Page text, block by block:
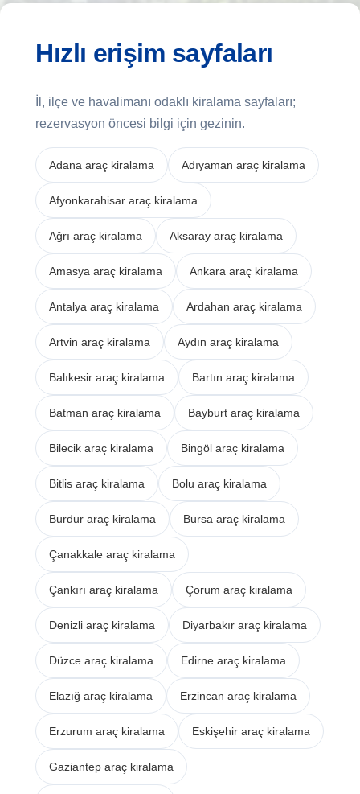
Hızlı erişim sayfaları
İl, ilçe ve havalimanı odaklı kiralama sayfaları;
rezervasyon öncesi bilgi için gezinin.
Adana araç kiralama Adıyaman araç kiralama
Afyonkarahisar araç kiralama
Ağrı araç kiralama Aksaray araç kiralama
Amasya araç kiralama Ankara araç kiralama
Antalya araç kiralama Ardahan araç kiralama
Artvin araç kiralama Aydın araç kiralama
Balıkesir araç kiralama Bartın araç kiralama
Batman araç kiralama Bayburt araç kiralama
Bilecik araç kiralama Bingöl araç kiralama
Bitlis araç kiralama Bolu araç kiralama
Burdur araç kiralama Bursa araç kiralama
Çanakkale araç kiralama
Çankırı araç kiralama Çorum araç kiralama
Denizli araç kiralama Diyarbakır araç kiralama
Düzce araç kiralama Edirne araç kiralama
Elazığ araç kiralama Erzincan araç kiralama
Erzurum araç kiralama Eskişehir araç kiralama
Gaziantep araç kiralama